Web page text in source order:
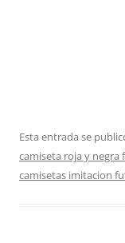
Esta entrada se
camiseta roja y negra
camisetas imitacion